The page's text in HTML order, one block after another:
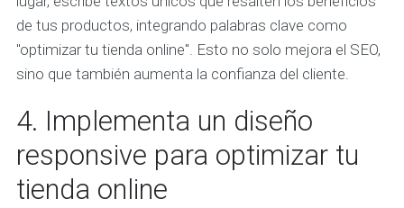
de tus productos, integrando palabras clave como
"optimizar tu tienda online". Esto no solo mejora el SEO,
sino que también aumenta la confianza del cliente.
4. Implementa un diseño
responsive para optimizar tu
tienda online